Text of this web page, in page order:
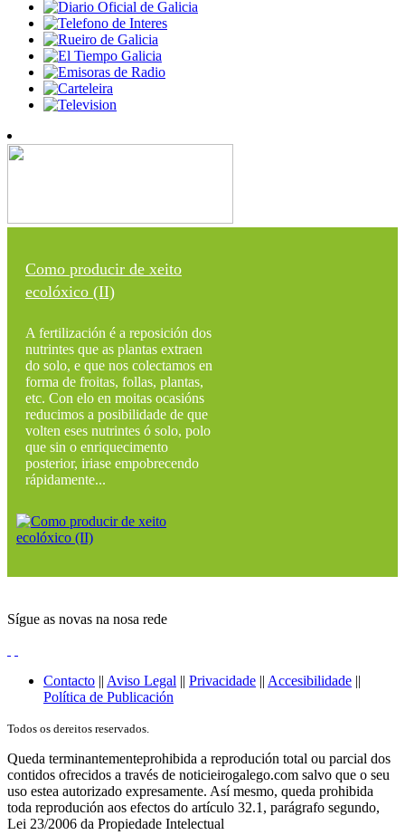
Como producir de xeito
ecolóxico (II)
A fertilización é a reposición dos
nutrintes que as plantas extraen
do solo, e que nos colectamos en
forma de froitas, follas, plantas,
etc. Con elo en moitas ocasións
reducimos a posibilidade de que
volten eses nutrintes ó solo, polo
que sin o enriquecimento
posterior, iriase empobrecendo
rápidamente...
Sígue as novas na nosa rede
Contacto || Aviso Legal || Privacidade || Accesibilidade ||
Política de Publicación
Todos os dereitos reservados.
Queda terminantementeprohibida a reprodución total ou parcial dos
contidos ofrecidos a través de noticieirogalego.com salvo que o seu
uso estea autorizado expresamente. Así mesmo, queda prohibida
toda reprodución aos efectos do artículo 32.1, parágrafo segundo,
Lei 23/2006 da Propiedade Intelectual